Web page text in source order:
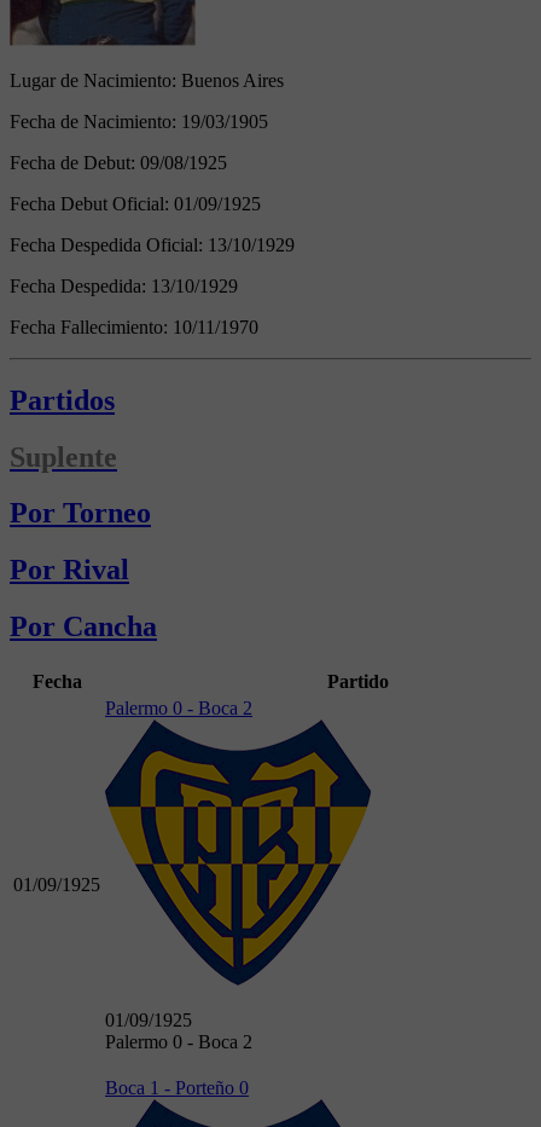
Lugar de Nacimiento: Buenos Aires
Fecha de Nacimiento: 19/03/1905
Fecha de Debut: 09/08/1925
Fecha Debut Oficial: 01/09/1925
Fecha Despedida Oficial: 13/10/1929
Fecha Despedida: 13/10/1929
Fecha Fallecimiento: 10/11/1970
Partidos
Suplente
Por Torneo
Por Rival
Por Cancha
Fecha Partido
01/09/1925
Palermo 0 - Boca 2
01/09/1925
Palermo 0 - Boca 2
Boca 1 - Porteño 0